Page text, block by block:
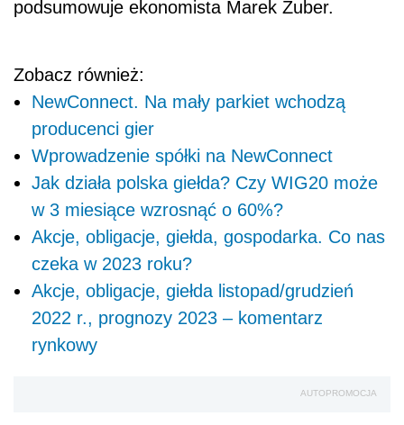
podsumowuje ekonomista Marek Zuber.
Zobacz również:
NewConnect. Na mały parkiet wchodzą
producenci gier
Wprowadzenie spółki na NewConnect
Jak działa polska giełda? Czy WIG20 może
w 3 miesiące wzrosnąć o 60%?
Akcje, obligacje, giełda, gospodarka. Co nas
czeka w 2023 roku?
Akcje, obligacje, giełda listopad/grudzień
2022 r., prognozy 2023 – komentarz
rynkowy
AUTOPROMOCJA